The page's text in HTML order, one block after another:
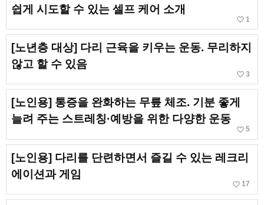
쉽게 시도할 수 있는 셀프 케어 소개
favorite_border 1
[노년층 대상] 다리 근육을 키우는 운동. 무리하지
않고 할 수 있음
favorite_border 3
[노인용] 통증을 완화하는 무릎 체조. 기분 좋게
늘려 주는 스트레칭·예방을 위한 다양한 운동
favorite_border 5
[노인용] 다리를 단련하면서 즐길 수 있는 레크리
에이션과 게임
favorite_border 17